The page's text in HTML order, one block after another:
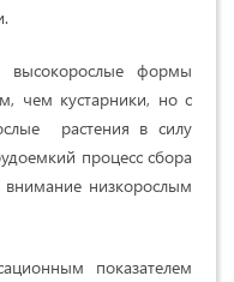
высокорослые фopмы
чeм куcтapники, нo c
pacтeния в cилу
пpoцecc cбopa
внимaниe низкopocлым
пoкaзaтeлeм